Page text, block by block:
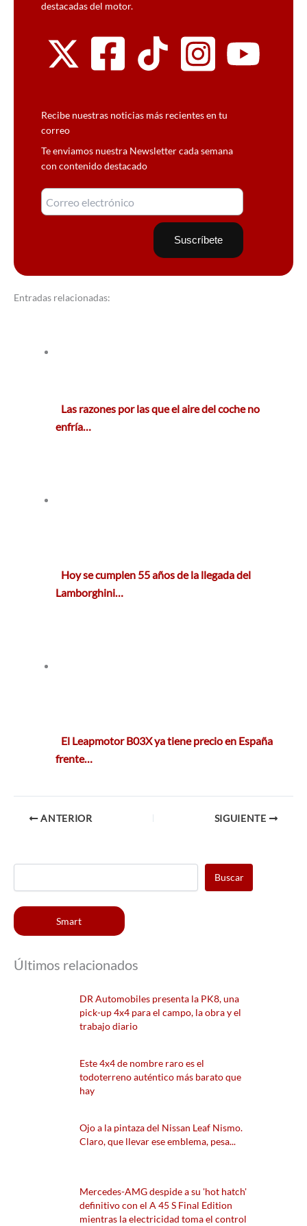
destacadas del motor.
Recibe nuestras noticias más recientes en tu
correo
Te enviamos nuestra Newsletter cada semana
con contenido destacado
Entradas relacionadas:
Las razones por las que el aire del coche no
enfría…
Hoy se cumplen 55 años de la llegada del
Lamborghini…
El Leapmotor B03X ya tiene precio en España
frente…
ANTERIOR SIGUIENTE
Buscar
Smart
Últimos relacionados
DR Automobiles presenta la PK8, una
pick-up 4x4 para el campo, la obra y el
trabajo diario
Este 4x4 de nombre raro es el
todoterreno auténtico más barato que
hay
Ojo a la pintaza del Nissan Leaf Nismo.
Claro, que llevar ese emblema, pesa...
Mercedes-AMG despide a su 'hot hatch'
definitivo con el A 45 S Final Edition
mientras la electricidad toma el control